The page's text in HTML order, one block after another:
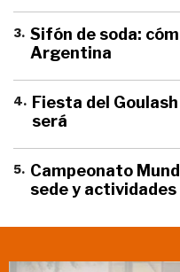
3. Sifón de soda:
Argentina
4. Fiesta del
será
5. Campeonato
sede y actividades